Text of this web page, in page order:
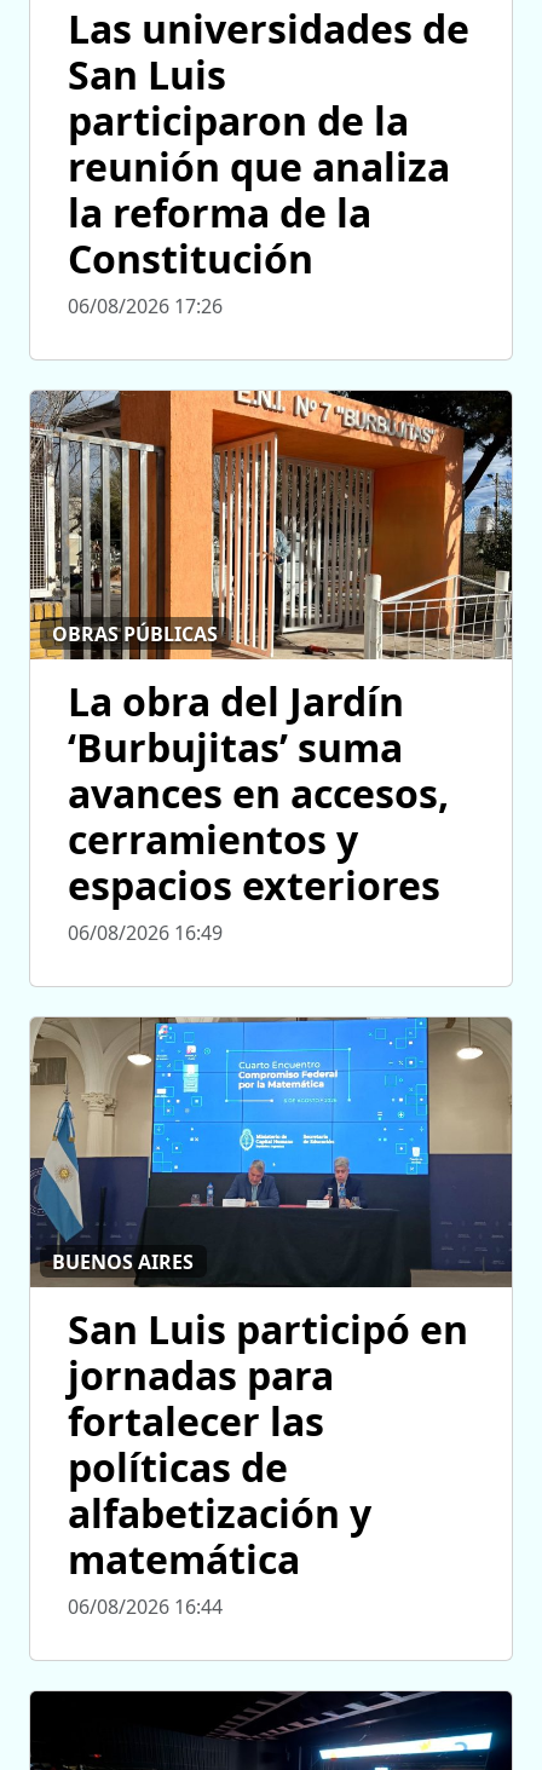
Las universidades de
San Luis
participaron de la
reunión que analiza
la reforma de la
Constitución
06/08/2026 17:26
OBRAS PÚBLICAS
La obra del Jardín
‘Burbujitas’ suma
avances en accesos,
cerramientos y
espacios exteriores
06/08/2026 16:49
BUENOS AIRES
San Luis participó en
jornadas para
fortalecer las
políticas de
alfabetización y
matemática
06/08/2026 16:44